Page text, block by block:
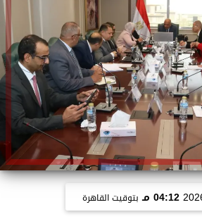
04:12 مـ بتوقيت القاهرة